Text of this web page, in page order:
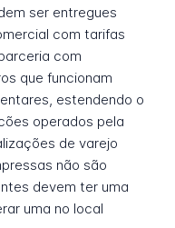
ser entregues
com tarifas
com
que funcionam
estendendo o
operados pela
de varejo
não são
devem ter uma
uma no local